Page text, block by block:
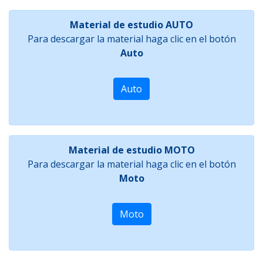
Material de estudio AUTO
Para descargar la material haga clic en el botón
Auto
Auto
Material de estudio MOTO
Para descargar la material haga clic en el botón
Moto
Moto